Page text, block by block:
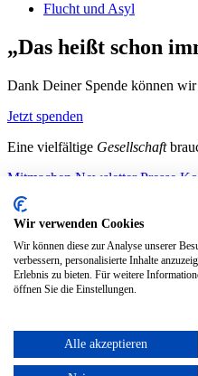
Flucht und Asyl
„Das heißt schon
Dank Deiner Spende können
Jetzt spenden
Eine vielfältige Gesellschaft
Mitmachen Newsletter Presse
Instagram
Unterstütze uns
Jetzt spenden!
Wir verwenden Cookies
Wir können diese zur Analyse unserer
verbessern, personalisierte Inhalte
Erlebnis zu bieten. Für weitere
öffnen Sie die Einstellungen.
Alle akzeptieren